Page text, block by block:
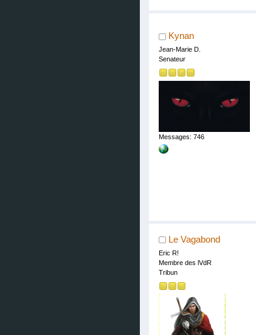
Kynan
Jean-Marie D.
Senateur
Messages: 746
Le Vagabond
Eric R!
Membre des lVdR
Tribun